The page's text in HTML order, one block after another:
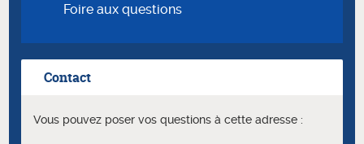
Foire aux questions
Contact
Vous pouvez poser vos questions à cette adresse :